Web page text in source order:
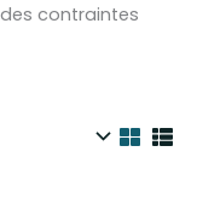
contraintes